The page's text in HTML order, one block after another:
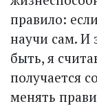
правило:
научи сам. И
быть, я
получается
менять